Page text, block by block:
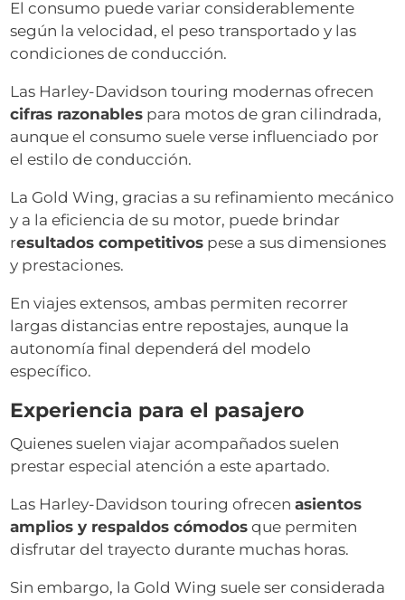
El consumo puede variar considerablemente
según la velocidad, el peso transportado y las
condiciones de conducción.
Las Harley-Davidson touring modernas ofrecen
cifras razonables para motos de gran cilindrada,
aunque el consumo suele verse influenciado por
el estilo de conducción.
La Gold Wing, gracias a su refinamiento mecánico
y a la eficiencia de su motor, puede brindar
resultados competitivos pese a sus dimensiones
y prestaciones.
En viajes extensos, ambas permiten recorrer
largas distancias entre repostajes, aunque la
autonomía final dependerá del modelo
específico.
Experiencia para el pasajero
Quienes suelen viajar acompañados suelen
prestar especial atención a este apartado.
Las Harley-Davidson touring ofrecenasientos
amplios y respaldos cómodos que permiten
disfrutar del trayecto durante muchas horas.
Sin embargo, la Gold Wing suele ser considerada